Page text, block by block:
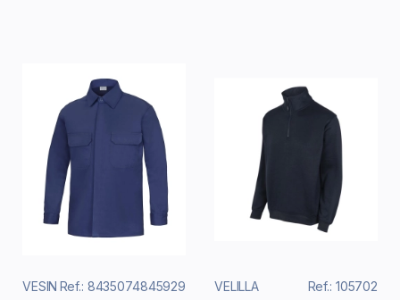
VESIN Ref.: 8435074845929 VELILLA Ref.: 105702